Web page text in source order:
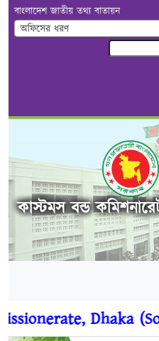
বাংলাদেশ জাতীয় তথ্য বাতায়ন
অফিসের ধরণ
কাস্টমস বন্ড
Dhaka